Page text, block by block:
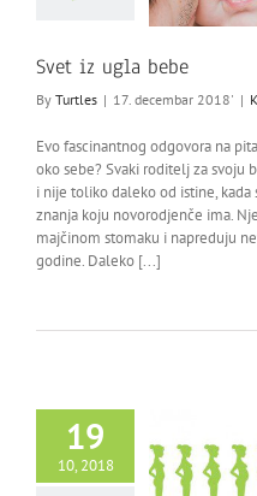
Svet iz ugla bebe
By Turtles | 17. decembar 2018' |
Evo fascinantnog odgovora na
oko sebe? Svaki roditelj za svoju
i nije toliko daleko od istine,
znanja koju novorodjenče ima.
majčinom stomaku i napreduju
godine. Daleko [...]
19
10, 2018